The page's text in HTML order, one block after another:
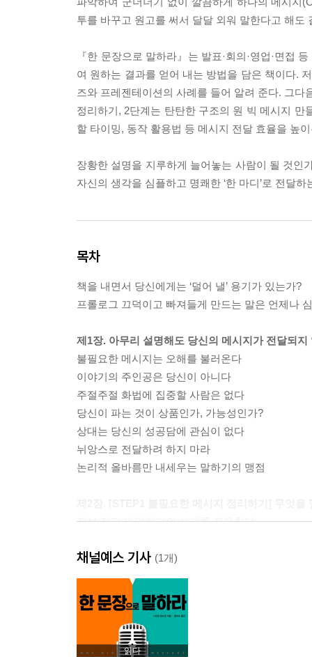
투를 바꾸고 원고를 써서 달달 외워 말한다고 해도
『한 문장으로 말하라』는 발표·회의·영업·면접
여 원하는 결과를 얻어 내는 방법을 담은 책이다.
즈와 프레젠테이션의 사례를 들어 알려 준다. 그
정리하기, 2단계는 탄탄한 구조의 원 빅 메시지
할 타이밍, 동작 활용법 등 메시지 전달 효율을 높
장황한 설명을 지루하게 늘어놓는 사람이 될 것인
자신의 생각을 심플하고 명쾌한 ‘한 마디’로 전달
목차
책을 내면서 당신에게는 ‘덜어 낼’ 용기가 있는가?
프롤로그 끄덕이고 빠져들게 만드는 말은 언제나
제1장. 아무리 설명해도 당신의 메시지가 전달되지
불필요한 메시지는 오해를 불러온다
이야기의 주인공은 당신이 아니다
주절주절 화법에 집중할 사람은 없다
당신이 파는 것이 상품인가, 가능성인가?
상대는 당신의 성공담에 관심이 없다
뉘앙스로 전달하려 하지 마라
논리적 올바름만 내세우는 말하기의 맹점
정보 정리가 말하기의 성패를 좌우한다
듣는 이와의 공통점을 찾아라
듣는 이와의 공통점을 찾는 질문① 듣는 이는 누구
듣는 이와의 공통점을 찾는 질문② 듣는 이는 무엇
듣는 이와의 공통점을 찾는 질문③ 왜 당신이 이야
듣는 이와의 공통점을 찾는 질문④ 이야기의 목적
면접에서 활용 가능한 원 빅 메시지 화법
채널예스 기사 (1개)
읽다